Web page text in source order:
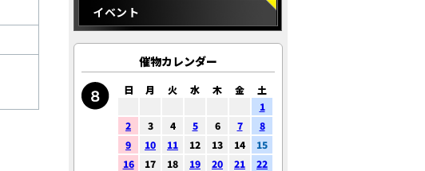
イベント
催物カレンダー
日 月 火 水 木 金
土
1
2
3 4 5 6 7
8
9
10 11 12 13 14
15
16
17 18 19 20 21
22